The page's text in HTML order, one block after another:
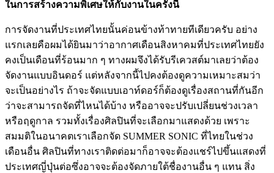
ในการสร้างความพิเศษให้กับงานในครั้งนี้
การจัดงานที่ประเทศไทยนั้นค่อนข้างท้าทายทีเดียวครับ อย่าง
แรกเลยคือผมได้ยินมาว่าอากาศเดือนสิงหาคมที่ประเทศไทยยัง
คงเป็นเดือนที่ร้อนมาก ๆ ทางผมจึงได้รับรีเควสต์มาเลยว่าต้อง
จัดงานแบบอินดอร์ แต่หลังจากนี้ไปคงต้องดูความเหมาะสมว่า
จะเป็นอย่างไร ถ้าจะจัดแบบเอาท์ดอร์ก็ต้องดูเรื่องสถานที่กันอีก
ว่าจะสามารถจัดที่ไหนได้บ้าง หรืออาจจะปรับเปลี่ยนช่วงเวลา
หรือฤดูกาล รวมทั้งเรื่องศิลปินที่จะเลือกมาแสดงด้วย เพราะ
สมมติในอนาคตเราเลือกจัด SUMMER SONIC ที่ไทยในช่วง
เดือนอื่น ศิลปินที่ทางเราติดต่อมาก็อาจจะต้องแชร์ไปขึ้นแสดงที่
ประเทศญี่ปุ่นต่อซึ่งอาจจะต้องจัดภายใต้ชื่องานอื่น ๆ แทน สิ่ง